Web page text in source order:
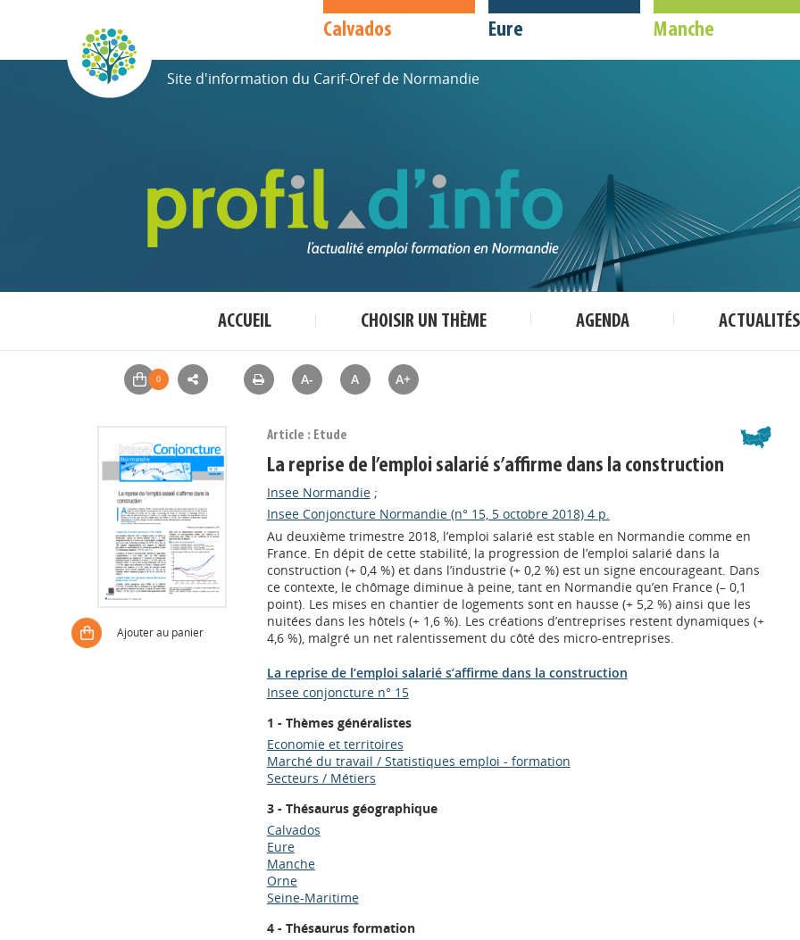
Calvados Eure Manche
Site d'information du Carif-Oref de Normandie
ACCUEIL CHOISIR UN THÈME AGENDA ACTUALITÉS
A- A A+
Ajouter au panier
Article : Etude
La reprise de l’emploi salarié s’affirme dans la construction
Insee Normandie;
Insee Conjoncture Normandie (n° 15, 5 octobre 2018) 4 p.
Au deuxième trimestre 2018, l’emploi salarié est stable en Normandie comme en
France. En dépit de cette stabilité, la progression de l’emploi salarié dans la
construction (+ 0,4 %) et dans l’industrie (+ 0,2 %) est un signe encourageant. Dans
ce contexte, le chômage diminue à peine, tant en Normandie qu’en France (– 0,1
point). Les mises en chantier de logements sont en hausse (+ 5,2 %) ainsi que les
nuitées dans les hôtels (+ 1,6 %). Les créations d’entreprises restent dynamiques (+
4,6 %), malgré un net ralentissement du côté des micro-entreprises.
La reprise de l’emploi salarié s’affirme dans la construction
Insee conjoncture n° 15
1 - Thèmes généralistes
Economie et territoires
Marché du travail / Statistiques emploi - formation
Secteurs / Métiers
3 - Thésaurus géographique
Calvados
Eure
Manche
Orne
Seine-Maritime
4 - Thésaurus formation